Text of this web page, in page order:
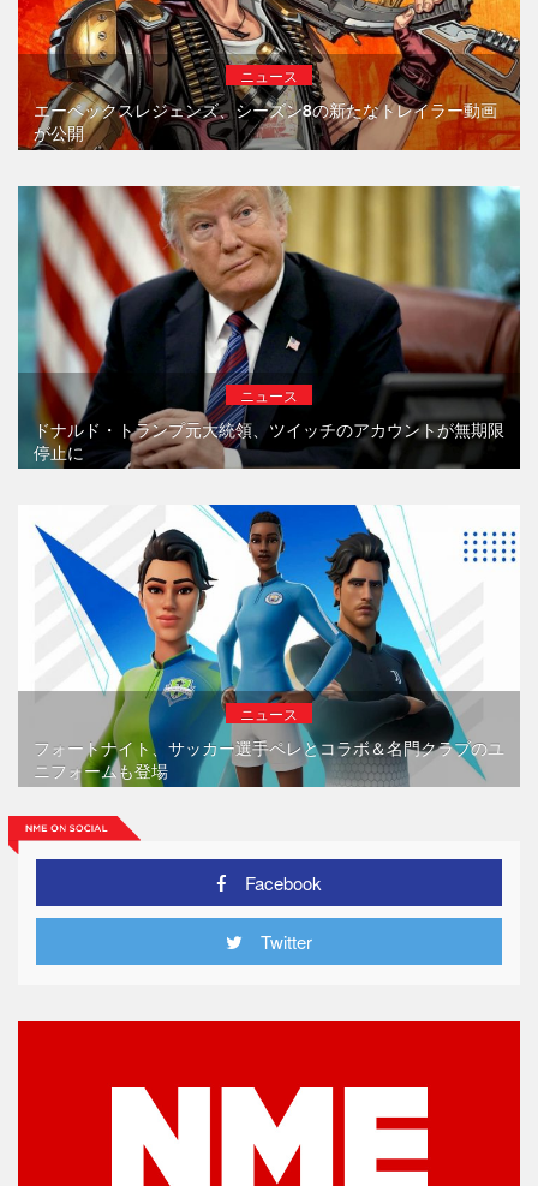
ニュース
エーペックスレジェンズ、シーズン8の新たなトレイラー動画
が公開
ニュース
ドナルド・トランプ元大統領、ツイッチのアカウントが無期限
停止に
ニュース
フォートナイト、サッカー選手ペレとコラボ＆名門クラブのユ
ニフォームも登場
Facebook
Twitter